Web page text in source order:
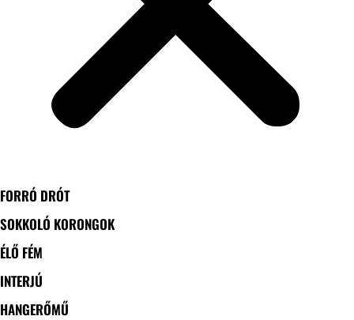
FORRÓ DRÓT
SOKKOLÓ KORONGOK
ÉLŐ FÉM
INTERJÚ
HANGERŐMŰ